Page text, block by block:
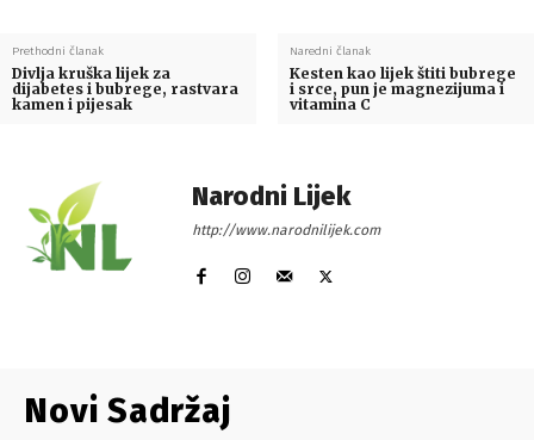
Prethodni članak
Divlja kruška lijek za
dijabetes i bubrege, rastvara
kamen i pijesak
Naredni članak
Kesten kao lijek štiti bubrege
i srce, pun je magnezijuma i
vitamina C
Narodni Lijek
http://www.narodnilijek.com
Novi Sadržaj